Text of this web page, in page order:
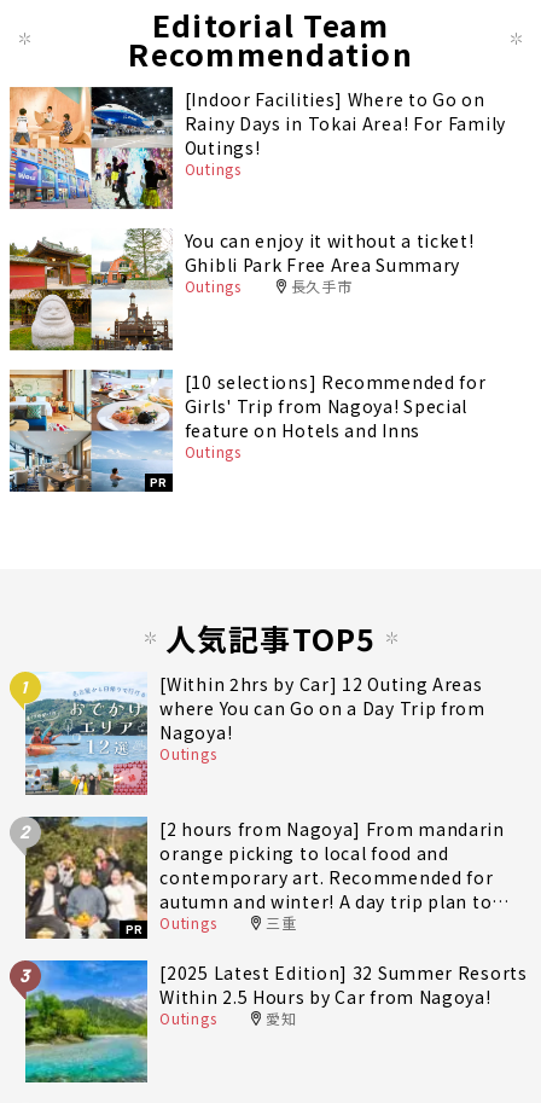
Editorial Team
Recommendation
[Indoor Facilities] Where to Go on
Rainy Days in Tokai Area! For Family
Outings!
Outings
You can enjoy it without a ticket!
Ghibli Park Free Area Summary
Outings 長久手市
PR
[10 selections] Recommended for
Girls' Trip from Nagoya! Special
feature on Hotels and Inns
Outings
人気記事TOP5
1
[Within 2hrs by Car] 12 Outing Areas
where You can Go on a Day Trip from
Nagoya!
Outings
2
PR
[2 hours from Nagoya] From mandarin
orange picking to local food and
contemporary art. Recommended for
autumn and winter! A day trip plan to
fully enjoy Minami-Ise Town
Outings 三重
3
[2025 Latest Edition] 32 Summer Resorts
Within 2.5 Hours by Car from Nagoya!
Outings 愛知